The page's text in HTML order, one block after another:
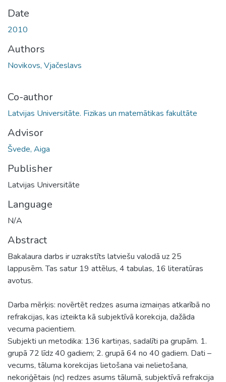
Date
2010
Authors
Novikovs, Vjačeslavs
Co-author
Latvijas Universitāte. Fizikas un matemātikas fakultāte
Advisor
Švede, Aiga
Publisher
Latvijas Universitāte
Language
N/A
Abstract
Bakalaura darbs ir uzrakstīts latviešu valodā uz 25
lappusēm. Tas satur 19 attēlus, 4 tabulas, 16 literatūras
avotus.
Darba mērķis: novērtēt redzes asuma izmaiņas atkarībā no
refrakcijas, kas izteikta kā subjektīvā korekcija, dažāda
vecuma pacientiem.
Subjekti un metodika: 136 kartiņas, sadalīti pa grupām. 1.
grupā 72 līdz 40 gadiem; 2. grupā 64 no 40 gadiem. Dati –
vecums, tāluma korekcijas lietošana vai nelietošana,
nekoriģētais (nc) redzes asums tālumā, subjektīvā refrakcija